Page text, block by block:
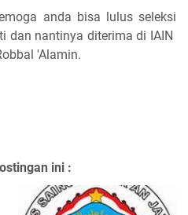
anda bisa lulus seleksi
dan nantinya diterima di IAIN
'Alamin.
ini :